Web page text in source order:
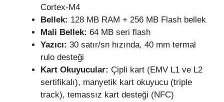
Cortex-M4
Bellek: 128 MB RAM + 256 MB Flash bellek
Mali Bellek: 64 MB seri flash
Yazıcı: 30 satır/sn hızında, 40 mm termal
rulo desteği
Kart Okuyucular: Çipli kart (EMV L1 ve L2
sertifikalı), manyetik kart okuyucu (triple
track), temassız kart desteği (NFC)